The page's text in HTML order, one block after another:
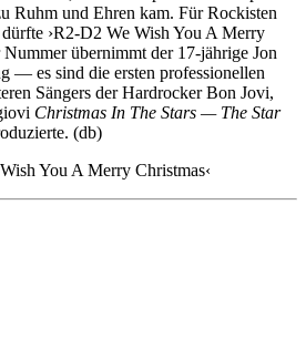
Ruhm und Ehren kam. Für Rockisten
dürfte ›R2-D2 We Wish You A Merry
Nummer übernimmt der 17-jährige Jon
— es sind die ersten professionellen
Sängers der Hardrocker Bon Jovi,
Christmas In The Stars — The Star
(db)
You A Merry Christmas‹